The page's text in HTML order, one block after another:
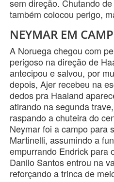
sem direção. Chutando
também colocou perigo,
NEYMAR EM
A Noruega chegou com
perigoso na direção de
antecipou e salvou, por
depois, Ajer recebeu na
dedos pra Haaland
atirando na segunda
raspando a chuteira do
Neymar foi a campo para
Martinelli, assumindo a
empurrando Endrick para
Danilo Santos entrou na
reforçando a trinca de